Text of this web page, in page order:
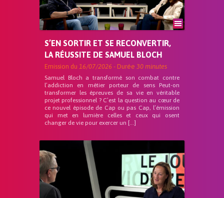
S’EN SORTIR ET SE RECONVERTIR,
LA RÉUSSITE DE SAMUEL BLOCH
Emission du 16/07/2026 - Durée 30 minutes
Samuel Bloch a transformé son combat contre
l’addiction en métier porteur de sens Peut-on
transformer les épreuves de sa vie en véritable
projet professionnel ? C’est la question au cœur de
ce nouvel épisode de Cap ou pas Cap, l’émission
qui met en lumière celles et ceux qui osent
changer de vie pour exercer un […]